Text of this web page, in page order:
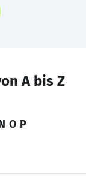
A bis Z
O P